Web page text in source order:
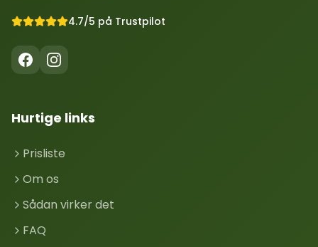
4.7/5 på Trustpilot
Hurtige links
Prisliste
Om os
Sådan virker det
FAQ